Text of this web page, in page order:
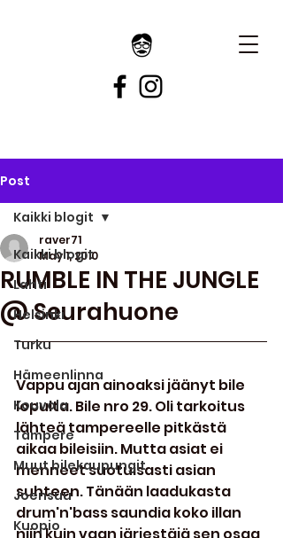
Post
Kaikki blogit
Lahti
Helsinki
Turku
Hämeenlinna
Kouvola
Tampere
Muut bilekaupungit
Joensuu
Kuopio
Kaikki blogit
RUMBLE IN THE JUNGLE
@ Seurahuone
raver71
May 1, 2010
Vappu ajan ainoaksi jäänyt bile
lopulta. Bile nro 29. Oli tarkoitus
lähteä tampereelle pitkästä
aikaa bileisiin. Mutta asiat ei
menneet suotuisasti asian
suhteen. Tänään laadukasta
drum'n'bass saundia koko illan